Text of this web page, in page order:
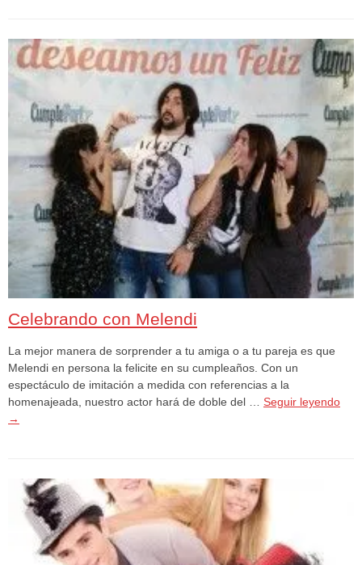
Celebrando con Melendi
La mejor manera de sorprender a tu amiga o a tu pareja es que
Melendi en persona la felicite en su cumpleaños. Con un
espectáculo de imitación a medida con referencias a la
homenajeada, nuestro actor hará de doble del … Seguir leyendo
→